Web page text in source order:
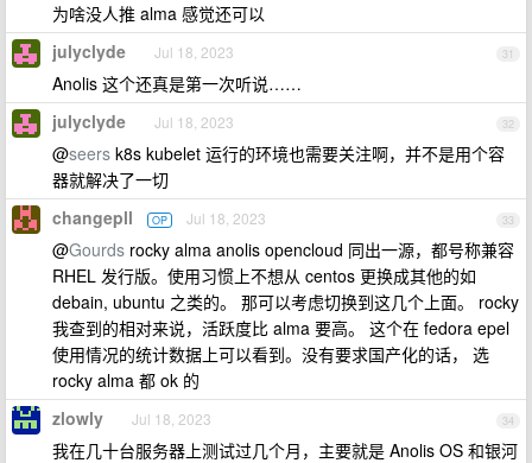
为啥没人推 alma 感觉还可以
31
julyclyde Jul 18, 2023
Anolis 这个还真是第一次听说……
32
julyclyde Jul 18, 2023
@seers k8s kubelet 运行的环境也需要关注啊，并不是用个容
器就解决了一切
33
changepll OP Jul 18, 2023
@Gourds rocky alma anolis opencloud 同出一源，都号称兼容
RHEL 发行版。使用习惯上不想从 centos 更换成其他的如
debain, ubuntu 之类的。 那可以考虑切换到这几个上面。 rocky
我查到的相对来说，活跃度比 alma 要高。 这个在 fedora epel
使用情况的统计数据上可以看到。没有要求国产化的话， 选
rocky alma 都 ok 的
34
zlowly Jul 18, 2023
我在几十台服务器上测试过几个月，主要就是 Anolis OS 和银河